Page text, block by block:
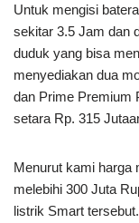
Untuk mengisi
sekitar 3.5 Jam dan
duduk yang bisa
menyediakan dua
dan Prime Premium
setara Rp. 315
Menurut kami harga
melebihi 300 Juta
listrik Smart